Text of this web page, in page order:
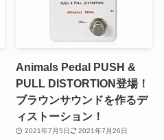
Animals Pedal PUSH &
PULL DISTORTION登場！
ブラウンサウンドを作るデ
ィストーション！
2021年7月5日
2021年7月26日